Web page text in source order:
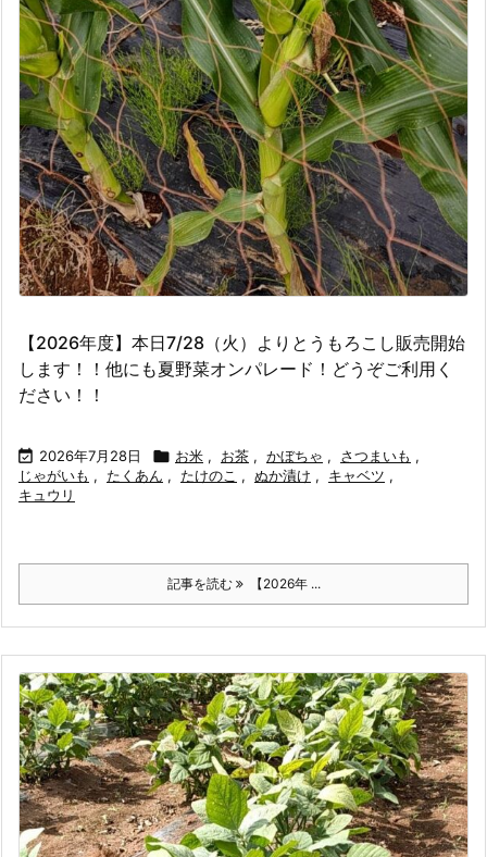
【2026年度】本日7/28（火）よりとうもろこし販売開始
します！！他にも夏野菜オンパレード！どうぞご利用く
ださい！！
 2026年7月28日  お米 , お茶 , かぼちゃ , さつまいも ,
じゃがいも , たくあん , たけのこ , ぬか漬け , キャベツ ,
キュウリ
記事を読む 【2026年 ...